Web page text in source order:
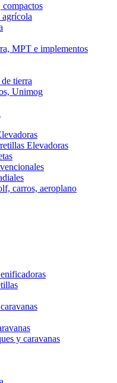
MPT e implementos
tierra
Unimog
Elevadoras
carros, aeroplano
y caravanas